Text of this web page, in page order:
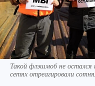
Такой флэшмоб не остался
сетях отреагировали